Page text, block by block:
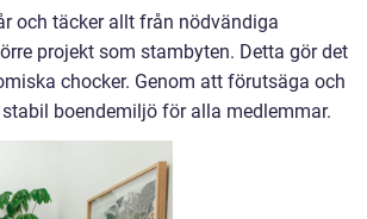
och täcker allt från nödvändiga
projekt som stambyten. Detta gör det
chocker. Genom att förutsäga och
boendemiljö för alla medlemmar.